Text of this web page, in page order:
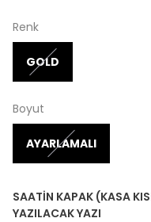
Renk
GOLD
Boyut
AYARLAMALI
SAATİN KAPAK (KASA
YAZILACAK YAZI